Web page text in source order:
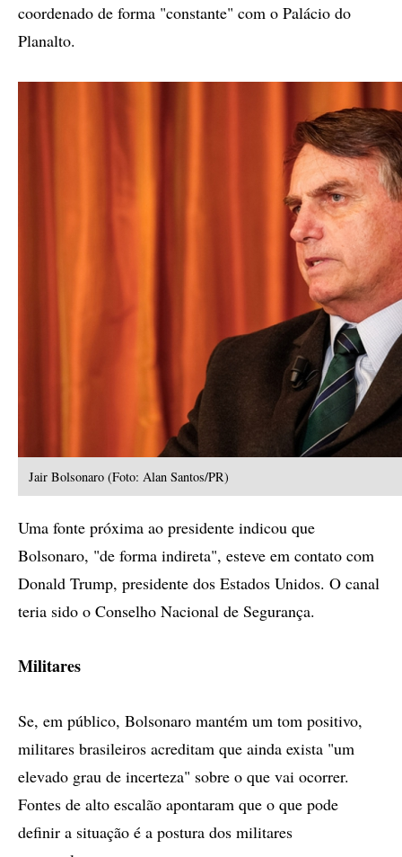
coordenado de forma "constante" com o Palácio do
Planalto.
Jair Bolsonaro (Foto: Alan Santos/PR)
Uma fonte próxima ao presidente indicou que
Bolsonaro, "de forma indireta", esteve em contato com
Donald Trump, presidente dos Estados Unidos. O canal
teria sido o Conselho Nacional de Segurança.
Militares
Se, em público, Bolsonaro mantém um tom positivo,
militares brasileiros acreditam que ainda exista "um
elevado grau de incerteza" sobre o que vai ocorrer.
Fontes de alto escalão apontaram que o que pode
definir a situação é a postura dos militares